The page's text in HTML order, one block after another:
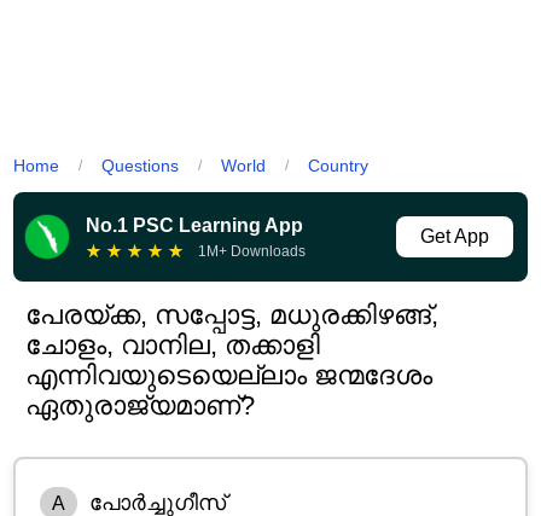
Home / Questions / World / Country
No.1 PSC Learning App
★ ★ ★ ★ ★ 1M+ Downloads
Get App
പേരയ്ക്ക, സപ്പോട്ട, മധുരക്കിഴങ്ങ്,
ചോളം, വാനില, തക്കാളി
എന്നിവയുടെയെല്ലാം ജന്മദേശം
ഏതുരാജ്യമാണ്?
A പോർച്ചുഗീസ്